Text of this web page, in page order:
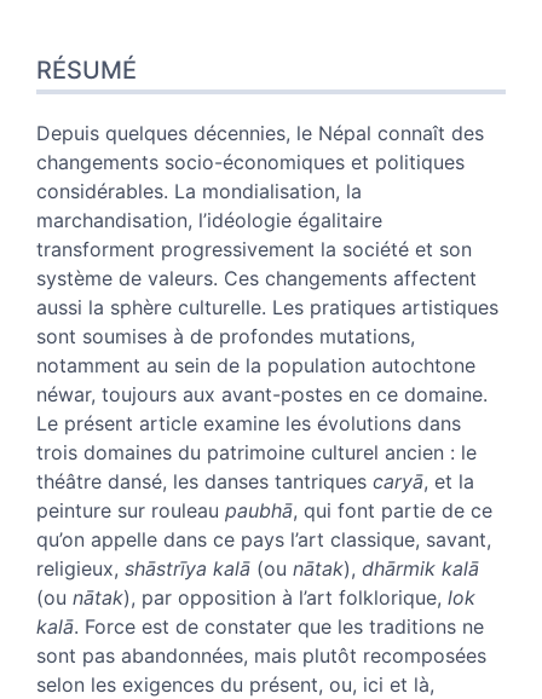
Index
Plan
Texte
Bibliographie
Notes
Illustrations
Citer cet article
Auteur
RÉSUMÉ
Depuis quelques décennies, le Népal connaît des
changements socio-économiques et politiques
considérables. La mondialisation, la
marchandisation, l’idéologie égalitaire
transforment progressivement la société et son
système de valeurs. Ces changements affectent
aussi la sphère culturelle. Les pratiques artistiques
sont soumises à de profondes mutations,
notamment au sein de la population autochtone
néwar, toujours aux avant-postes en ce domaine.
Le présent article examine les évolutions dans
trois domaines du patrimoine culturel ancien : le
théâtre dansé, les danses tantriques caryā, et la
peinture sur rouleau paubhā, qui font partie de ce
qu’on appelle dans ce pays l’art classique, savant,
religieux, shāstrīya kalā (ou nātak), dhārmik kalā
(ou nātak), par opposition à l’art folklorique, lok
kalā. Force est de constater que les traditions ne
sont pas abandonnées, mais plutôt recomposées
selon les exigences du présent, ou, ici et là,